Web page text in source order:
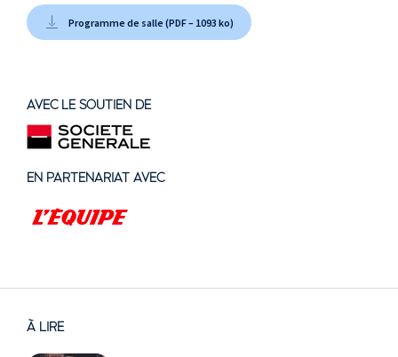
Programme de salle (PDF – 1093 ko)
AVEC LE SOUTIEN DE
EN PARTENARIAT AVEC
À LIRE